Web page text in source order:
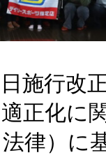
施行改
適正化に
律）に